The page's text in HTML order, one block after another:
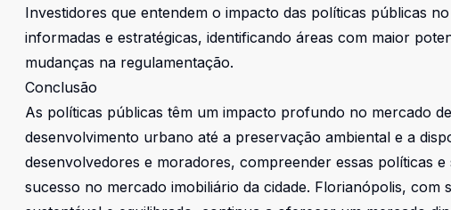
Investidores que entendem o impacto das políticas públicas
informadas e estratégicas, identificando áreas com maior
mudanças na regulamentação.
Conclusão
As políticas públicas têm um impacto profundo no mercado
desenvolvimento urbano até a preservação ambiental e a
desenvolvedores e moradores, compreender essas políticas
sucesso no mercado imobiliário da cidade. Florianópolis,